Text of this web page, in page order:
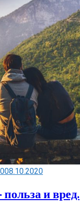
08.10.2020
и вред.